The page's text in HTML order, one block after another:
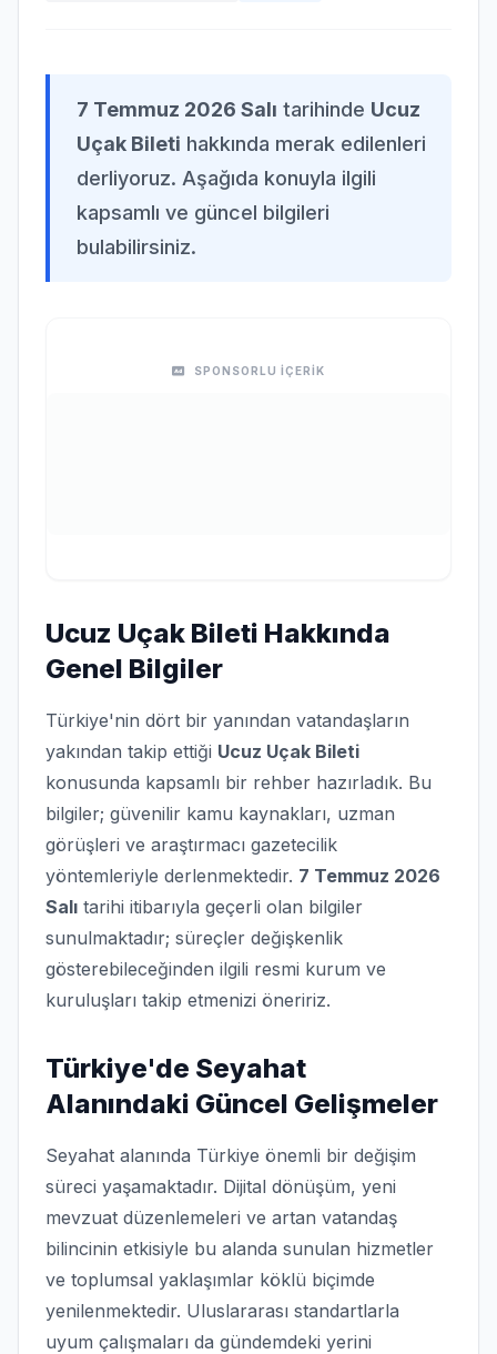
7 Temmuz 2026 Salı tarihinde Ucuz
Uçak Bileti hakkında merak edilenleri
derliyoruz. Aşağıda konuyla ilgili
kapsamlı ve güncel bilgileri
bulabilirsiniz.
SPONSORLU İÇERİK
Ucuz Uçak Bileti Hakkında
Genel Bilgiler
Türkiye'nin dört bir yanından vatandaşların
yakından takip ettiği Ucuz Uçak Bileti
konusunda kapsamlı bir rehber hazırladık. Bu
bilgiler; güvenilir kamu kaynakları, uzman
görüşleri ve araştırmacı gazetecilik
yöntemleriyle derlenmektedir. 7 Temmuz 2026
Salı tarihi itibarıyla geçerli olan bilgiler
sunulmaktadır; süreçler değişkenlik
gösterebileceğinden ilgili resmi kurum ve
kuruluşları takip etmenizi öneririz.
Türkiye'de Seyahat
Alanındaki Güncel Gelişmeler
Seyahat alanında Türkiye önemli bir değişim
süreci yaşamaktadır. Dijital dönüşüm, yeni
mevzuat düzenlemeleri ve artan vatandaş
bilincinin etkisiyle bu alanda sunulan hizmetler
ve toplumsal yaklaşımlar köklü biçimde
yenilenmektedir. Uluslararası standartlarla
uyum çalışmaları da gündemdeki yerini